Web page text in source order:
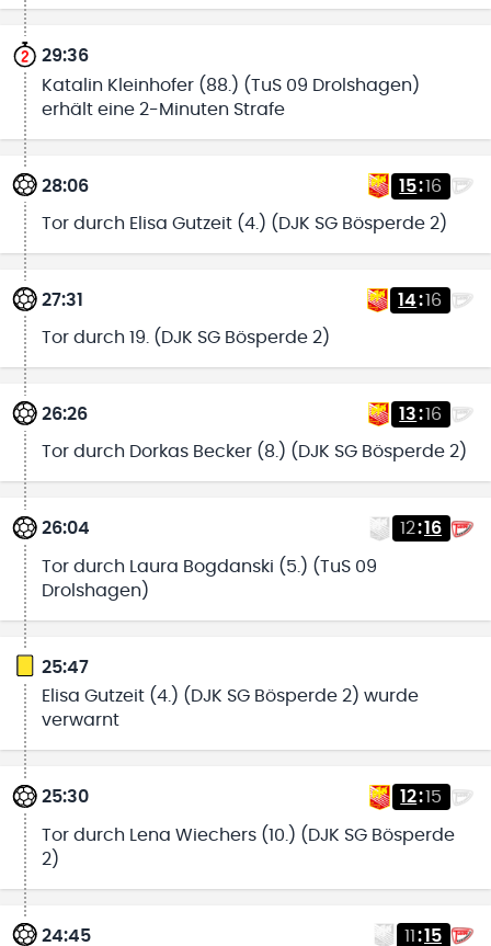
29:36
Katalin Kleinhofer (88.) (TuS 09 Drolshagen)
erhält eine 2-Minuten Strafe
28:06 15:16
Tor durch Elisa Gutzeit (4.) (DJK SG Bösperde 2)
27:31 14:16
Tor durch 19. (DJK SG Bösperde 2)
26:26 13:16
Tor durch Dorkas Becker (8.) (DJK SG Bösperde 2)
26:04 12:16
Tor durch Laura Bogdanski (5.) (TuS 09
Drolshagen)
25:47
Elisa Gutzeit (4.) (DJK SG Bösperde 2) wurde
verwarnt
25:30 12:15
Tor durch Lena Wiechers (10.) (DJK SG Bösperde
2)
24:45 11 :15